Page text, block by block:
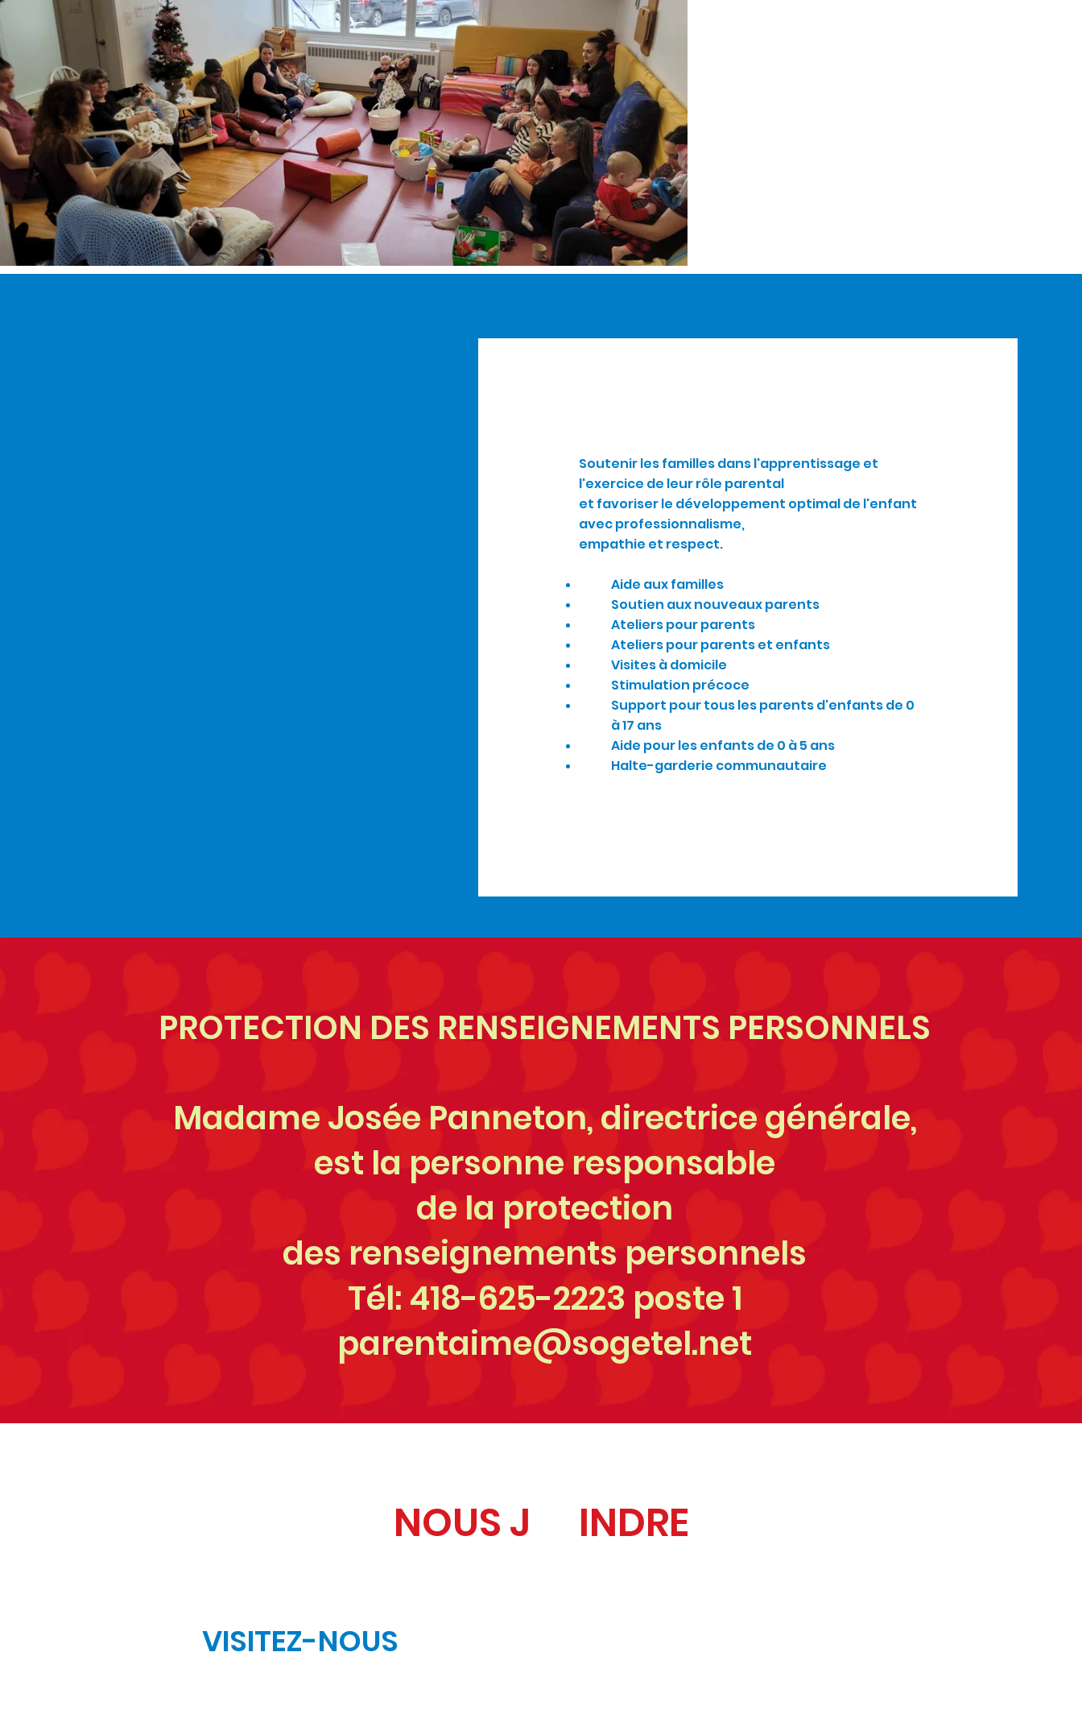
Soutenir les familles dans l'apprentissage et
l'exercice de leur rôle parental
et favoriser le développement optimal de l'enfant
avec professionnalisme,
empathie et respect.
Aide aux familles
Soutien aux nouveaux parents
Ateliers pour parents
Ateliers pour parents et enfants
Visites à domicile
Stimulation précoce
Support pour tous les parents d'enfants de 0
à 17 ans
Aide pour les enfants de 0 à 5 ans
Halte-garderie communautaire
PROTECTION DES RENSEIGNEMENTS PERSONNELS
Madame Josée Panneton, directrice générale,
est la personne responsable
de la protection
des renseignements personnels
Tél: 418-625-2223 poste 1
parentaime@sogetel.net
NOUS J INDRE
VISITEZ-NOUS